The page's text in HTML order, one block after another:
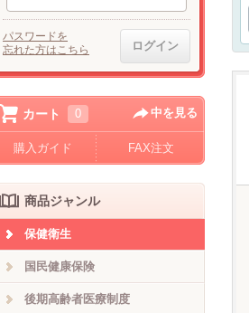
パスワードを
忘れた方はこちら
カート 0 中を見る
購入ガイド FAX注文
商品ジャンル
保健衛生
国民健康保険
後期高齢者医療制度